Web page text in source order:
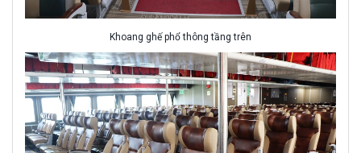
Khoang ghế phổ thông tầng trên